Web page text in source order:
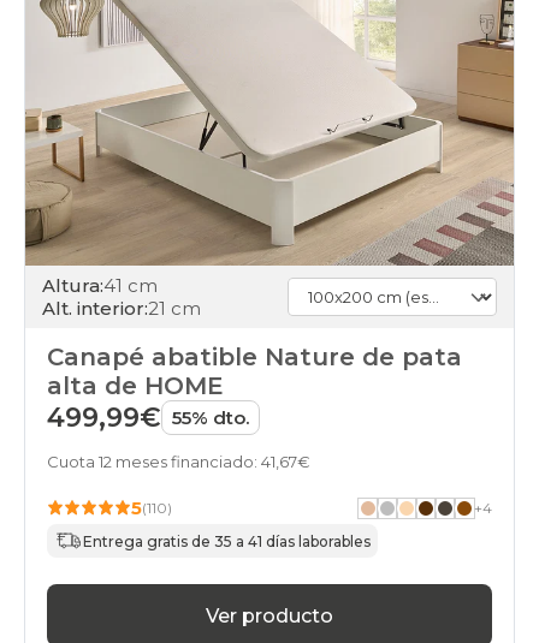
Altura:41 cm
Alt. interior:21 cm
Canapé abatible Nature de pata
alta de HOME
499,99€ 55% dto.
Cuota 12 meses financiado: 41,67€
5(110) +4
Entrega gratis de 35 a 41 días laborables
Ver producto